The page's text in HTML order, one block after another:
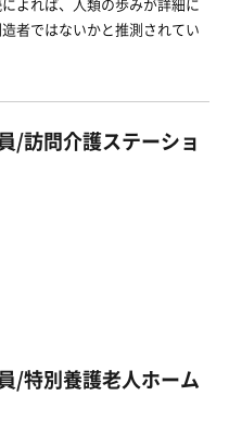
者ではないかと推測されてい
/訪問介護ステーショ
/特別養護老人ホーム